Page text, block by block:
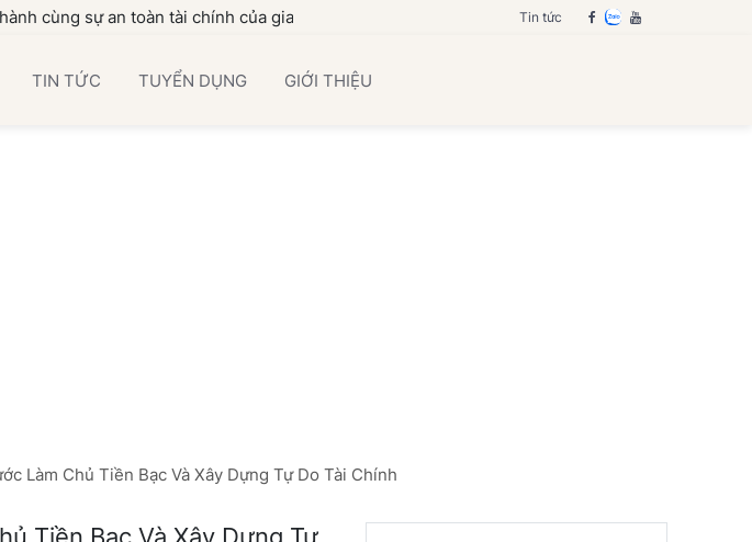
sự an toàn tài chính của gia đình bạn Tin tức
TIN TỨC TUYỂN DỤNG GIỚI THIỆU
Làm Chủ Tiền Bạc Và Xây Dựng Tự Do Tài Chính
Tiền Bạc Và Xây Dựng Tự